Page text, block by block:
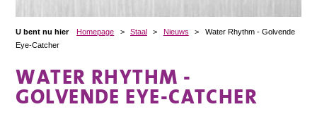
U bent nu hier Homepage > Staal > Nieuws >
Water Rhythm - Golvende
Eye-Catcher
WATER RHYTHM -
GOLVENDE EYE-CATCHER